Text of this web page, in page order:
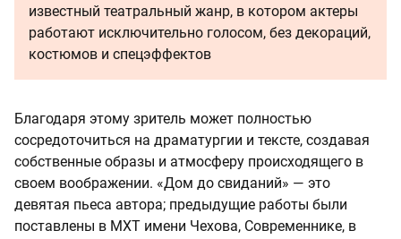
известный театральный жанр, в котором актеры
работают исключительно голосом, без декораций,
костюмов и спецэффектов
Благодаря этому зритель может полностью
сосредоточиться на драматургии и тексте, создавая
собственные образы и атмосферу происходящего в
своем воображении. «Дом до свиданий» — это
девятая пьеса автора; предыдущие работы были
поставлены в МХТ имени Чехова, Современнике, в